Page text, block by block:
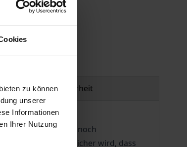
zu können
unserer
Informationen
Ihrer Nutzung
Produktsicherheit
aus der damals noch
immer deutlicher wird, dass